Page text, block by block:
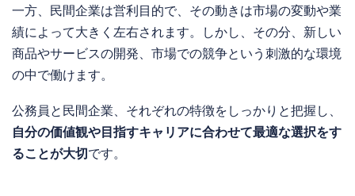
一方、民間企業は営利目的で、その動きは市場の変動や業
績によって大きく左右されます。しかし、その分、新しい
商品やサービスの開発、市場での競争という刺激的な環境
の中で働けます。
公務員と民間企業、それぞれの特徴をしっかりと把握し、
自分の価値観や目指すキャリアに合わせて最適な選択をす
ることが大切です。